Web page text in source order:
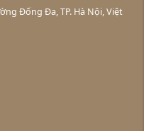
Đống Đa, TP. Hà Nội, Việt